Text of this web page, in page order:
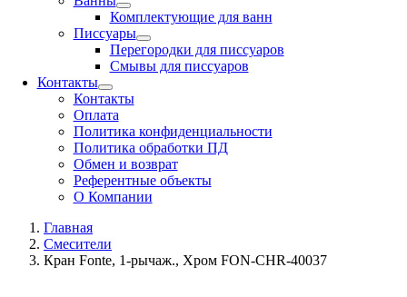
Комплектующие для ванн
Писсуары
Перегородки для писсуаров
Смывы для писсуаров
Контакты
Контакты
Оплата
Политика конфиденциальности
Политика обработки ПД
Обмен и возврат
Референтные объекты
О Компании
Главная
Смесители
Кран Fonte, 1-рычаж., Хром FON-CHR-40037